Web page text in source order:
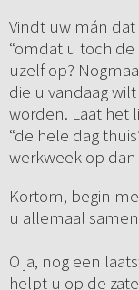
Vindt uw mán dat
“omdat u toch
uzelf op?
die u vandaag
worden. Laat het
“de hele dag
werkweek op
Kortom, begin
u allemaal
O ja, nog een
helpt u op de